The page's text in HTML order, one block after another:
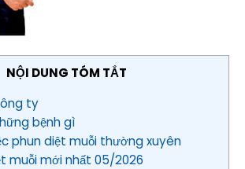
NỘI DUNG TÓM TẮT
ty
bệnh gì
phun diệt muỗi thường xuyên
muỗi mới nhất 05/2026